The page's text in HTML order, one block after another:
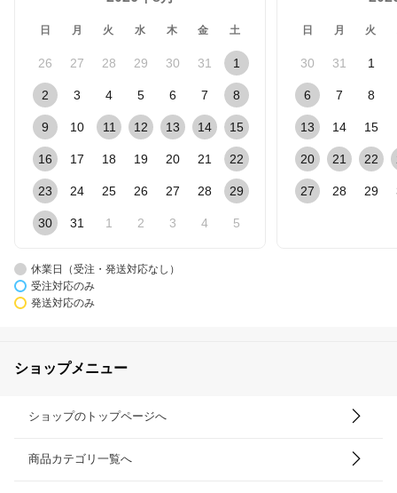
日 月 火 水 木 金 土
26 27 28 29 30 31 1
2 3 4 5 6 7 8
9 10 11 12 13 14 15
16 17 18 19 20 21 22
23 24 25 26 27 28 29
30 31 1 2 3 4 5
日 月 火
30 31 1
6 7 8
13 14 15
20 21 22
27 28 29
休業日（受注・発送対応なし）
受注対応のみ
発送対応のみ
ショップメニュー
ショップのトップページへ
商品カテゴリ一覧へ